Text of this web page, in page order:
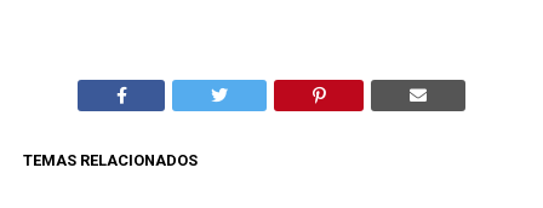
TEMAS RELACIONADOS